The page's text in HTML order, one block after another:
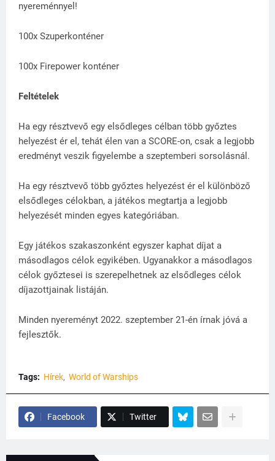
nyereménnyel!
100x Szuperkonténer
100x Firepower konténer
Feltételek
Ha egy résztvevő egy elsődleges célban több győztes
helyezést ér el, tehát élen van a SCORE-on, csak a legjobb
eredményt veszik figyelembe a szeptemberi sorsolásnál.
Ha egy résztvevő több győztes helyezést ér el különböző
elsődleges célokban, a játékos megtartja a legjobb
helyezését minden egyes kategóriában.
Egy játékos szakaszonként egyszer kaphat díjat a
másodlagos célok egyikében. Ugyanakkor a másodlagos
célok győztesei is szerepelhetnek az elsődleges célok
díjazottjainak listáján.
Minden nyereményt 2022. szeptember 21-én írnak jóvá a
fejlesztők.
Tags: Hírek World of Warships
Facebook Twitter